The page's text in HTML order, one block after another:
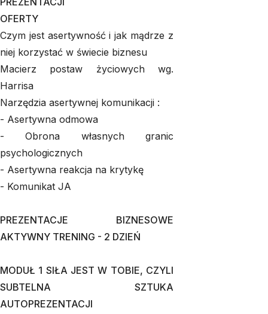
OFERTY
Czym jest asertywność i jak mądrze z
niej korzystać w świecie biznesu
Macierz postaw życiowych wg.
Harrisa
Narzędzia asertywnej komunikacji :
- Asertywna odmowa
- Obrona własnych granic
psychologicznych
- Asertywna reakcja na krytykę
- Komunikat JA
PREZENTACJE BIZNESOWE
AKTYWNY TRENING - 2 DZIEŃ
MODUŁ 1 SIŁA JEST W TOBIE, CZYLI
SUBTELNA SZTUKA
AUTOPREZENTACJI